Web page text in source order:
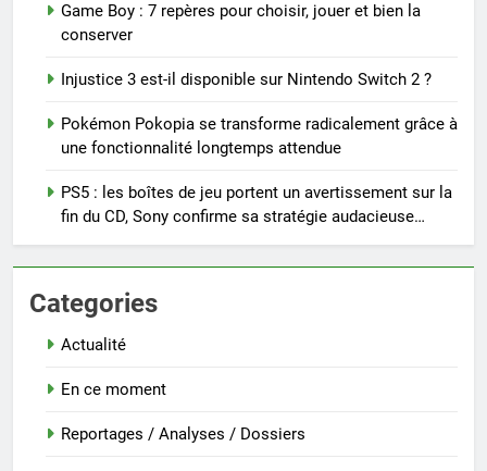
Game Boy : 7 repères pour choisir, jouer et bien la
conserver
Injustice 3 est-il disponible sur Nintendo Switch 2 ?
Pokémon Pokopia se transforme radicalement grâce à
une fonctionnalité longtemps attendue
PS5 : les boîtes de jeu portent un avertissement sur la
fin du CD, Sony confirme sa stratégie audacieuse…
Categories
Actualité
En ce moment
Reportages / Analyses / Dossiers